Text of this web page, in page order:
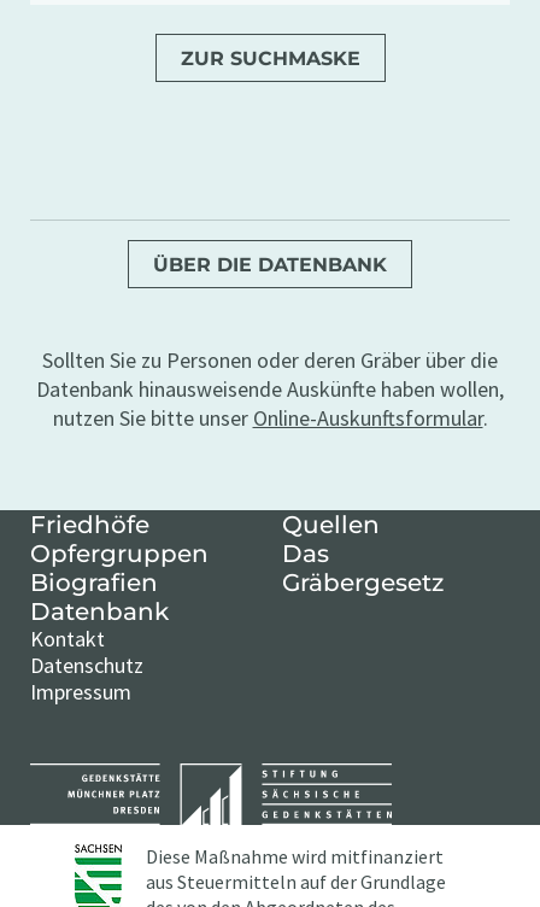
ZUR SUCHMASKE
ÜBER DIE DATENBANK
Sollten Sie zu Personen oder deren Gräber über die
Datenbank hinausweisende Auskünfte haben wollen,
nutzen Sie bitte unser Online-Auskunftsformular.
Friedhöfe
Opfergruppen
Biografien
Datenbank
Quellen
Das
Gräbergesetz
Kontakt
Datenschutz
Impressum
Diese Maßnahme wird mitfinanziert
aus Steuermitteln auf der Grundlage